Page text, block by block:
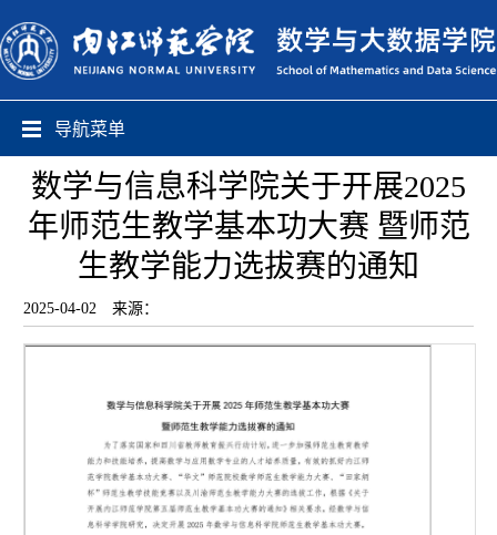
导航菜单
数学与信息科学院关于开展2025
年师范生教学基本功大赛 暨师范
生教学能力选拔赛的通知
2025-04-02 来源：